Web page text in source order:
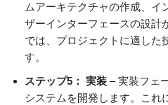
ムアーキテクチャの作成、イ
ザーインターフェースの設計
では、プロジェクトに適した
す。
ステップ5： 実装 – 実装フェ
システムを開発します。これ